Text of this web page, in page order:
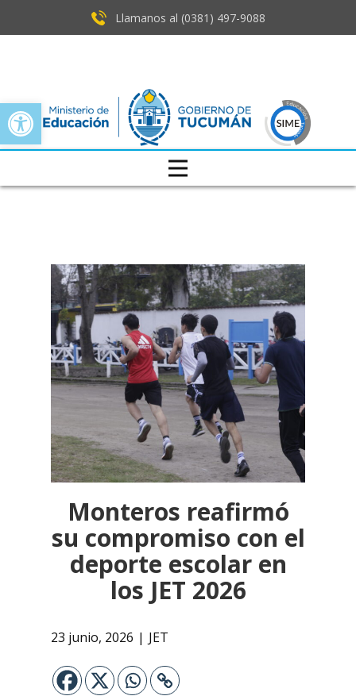
Open toolbar
Llamanos al (0381) ​497-9088
Monteros reafirmó
su compromiso con el
deporte escolar en
los JET 2026
23 junio, 2026 JET